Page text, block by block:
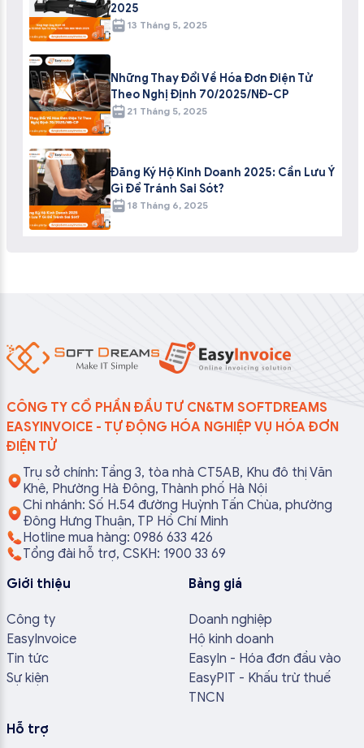
2025
13 Tháng 5, 2025
Những Thay Đổi Về Hóa Đơn Điện Tử
Theo Nghị Định 70/2025/NĐ-CP
21 Tháng 5, 2025
Đăng Ký Hộ Kinh Doanh 2025: Cần Lưu Ý
Gì Để Tránh Sai Sót?
18 Tháng 6, 2025
CÔNG TY CỔ PHẦN ĐẦU TƯ CN&TM SOFTDREAMS
EASYINVOICE - TỰ ĐỘNG HÓA NGHIỆP VỤ HÓA ĐƠN
ĐIỆN TỬ
Trụ sở chính: Tầng 3, tòa nhà CT5AB, Khu đô thị Văn
Khê, Phường Hà Đông, Thành phố Hà Nội
Chi nhánh: Số H.54 đường Huỳnh Tấn Chùa, phường
Đông Hưng Thuận, TP Hồ Chí Minh
Hotline mua hàng: 0986 633 426
Tổng đài hỗ trợ, CSKH: 1900 33 69
Giới thiệu
Công ty
EasyInvoice
Tin tức
Sự kiện
Bảng giá
Doanh nghiệp
Hộ kinh doanh
EasyIn - Hóa đơn đầu vào
EasyPIT - Khấu trừ thuế
TNCN
Hỗ trợ